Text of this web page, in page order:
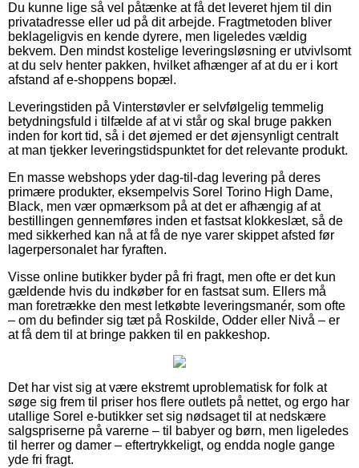
Du kunne lige så vel påtænke at få det leveret hjem til din
privatadresse eller ud på dit arbejde. Fragtmetoden bliver
beklageligvis en kende dyrere, men ligeledes vældig
bekvem. Den mindst kostelige leveringsløsning er utvivlsomt
at du selv henter pakken, hvilket afhænger af at du er i kort
afstand af e-shoppens bopæl.
Leveringstiden på Vinterstøvler er selvfølgelig temmelig
betydningsfuld i tilfælde af at vi står og skal bruge pakken
inden for kort tid, så i det øjemed er det øjensynligt centralt
at man tjekker leveringstidspunktet for det relevante produkt.
En masse webshops yder dag-til-dag levering på deres
primære produkter, eksempelvis Sorel Torino High Dame,
Black, men vær opmærksom på at det er afhængig af at
bestillingen gennemføres inden et fastsat klokkeslæt, så de
med sikkerhed kan nå at få de nye varer skippet afsted før
lagerpersonalet har fyraften.
Visse online butikker byder på fri fragt, men ofte er det kun
gældende hvis du indkøber for en fastsat sum. Ellers må
man foretrække den mest letkøbte leveringsmanér, som ofte
– om du befinder sig tæt på Roskilde, Odder eller Nivå – er
at få dem til at bringe pakken til en pakkeshop.
Det har vist sig at være ekstremt uproblematisk for folk at
søge sig frem til priser hos flere outlets på nettet, og ergo har
utallige Sorel e-butikker set sig nødsaget til at nedskære
salgspriserne på varerne – til babyer og børn, men ligeledes
til herrer og damer – eftertrykkeligt, og endda nogle gange
yde fri fragt.